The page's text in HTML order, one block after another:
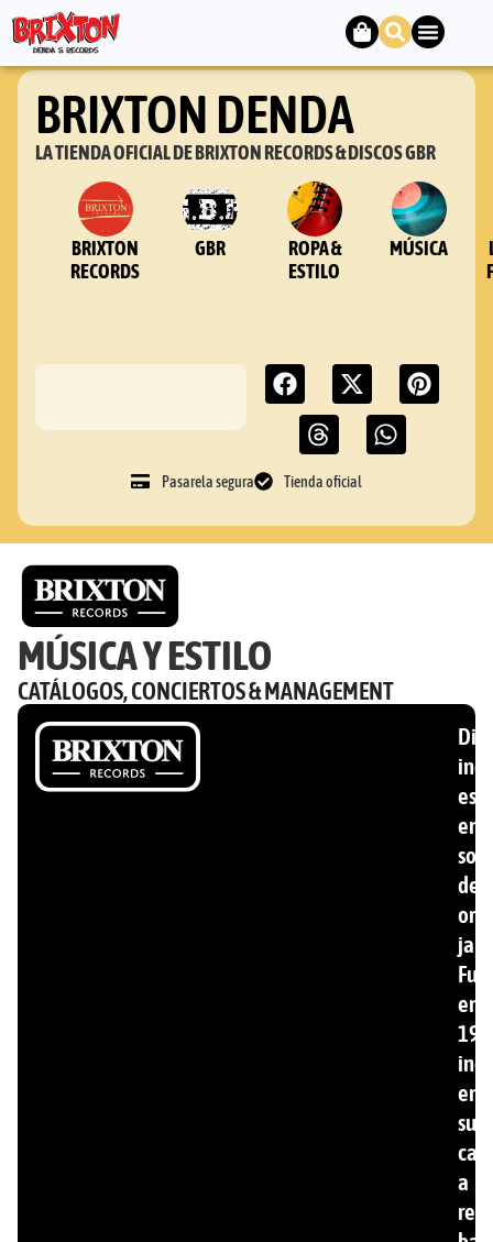
BRIXTON DENDA
LA TIENDA OFICIAL DE BRIXTON RECORDS & DISCOS GBR
BRIXTON
RECORDS
GBR
ROPA &
ESTILO
MÚSICA
Pasarela segura Tienda oficial
MÚSICA Y ESTILO
CATÁLOGOS, CONCIERTOS & MANAGEMENT
en
de
en
su
a